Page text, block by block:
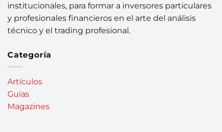
institucionales, para formar a inversores particulares
y profesionales financieros en el arte del análisis
técnico y el trading profesional.
Categoría
Artículos
Guias
Magazines